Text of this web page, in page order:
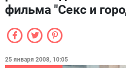
фильма "Секс и
25 января 2008, 10:05